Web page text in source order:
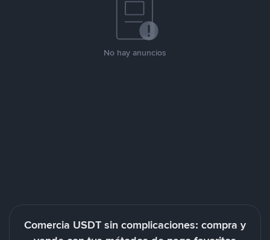
No hay anuncios
Comercia USDT sin complicaciones: compra y